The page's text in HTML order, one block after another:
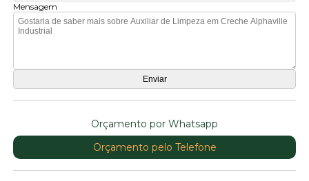
Mensagem
Orçamento por Whatsapp
Orçamento pelo Telefone